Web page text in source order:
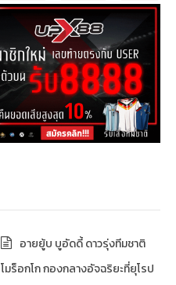
อายยู้บ บูอัดดี้ ดาวรุ่งทีมชาติ
โมร็อกโก กองกลางอัจฉริยะที่ยุโรป